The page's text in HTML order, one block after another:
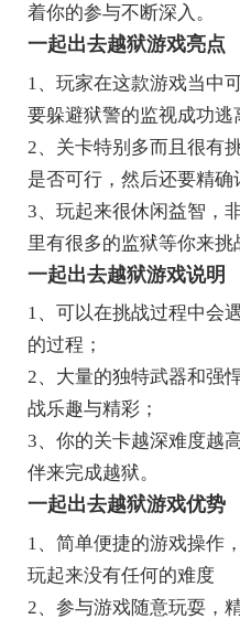
着你的参与不断深入。
一起出去越狱游戏亮点
1、玩家在这款游戏当中
要躲避狱警的监视成功逃
2、关卡特别多而且很有
是否可行，然后还要精确
3、玩起来很休闲益智，
里有很多的监狱等你来挑
一起出去越狱游戏说明
1、可以在挑战过程中会
的过程；
2、大量的独特武器和强
战乐趣与精彩；
3、你的关卡越深难度越
伴来完成越狱。
一起出去越狱游戏优势
1、简单便捷的游戏操作
玩起来没有任何的难度
2、参与游戏随意玩耍，